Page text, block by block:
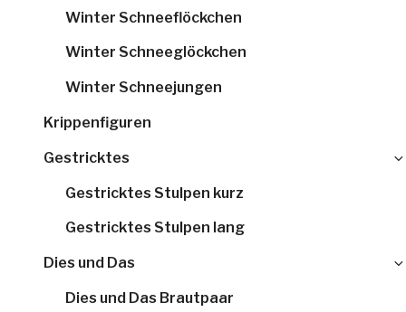
Winter Schneeflöckchen
Winter Schneeglöckchen
Winter Schneejungen
Krippenfiguren
Gestricktes
Gestricktes Stulpen kurz
Gestricktes Stulpen lang
Dies und Das
Dies und Das Brautpaar